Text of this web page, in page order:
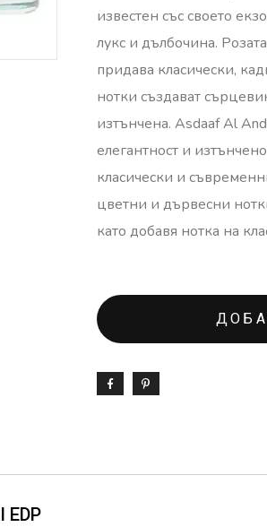
известен със своето
лукс и дълбочина.
придава класически,
нотки създават
изтънчена. Asdaaf Al
елегантност и
класически и
цветни и дървесни
като добавя нотка на